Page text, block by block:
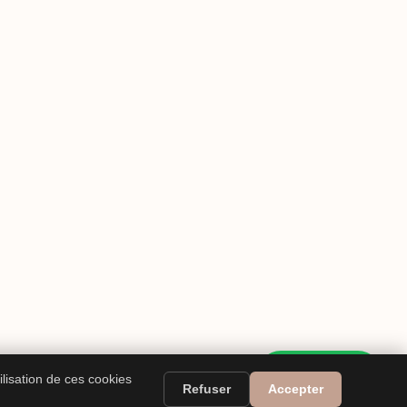
de ces cookies
Refuser Accepter
WhatsApp